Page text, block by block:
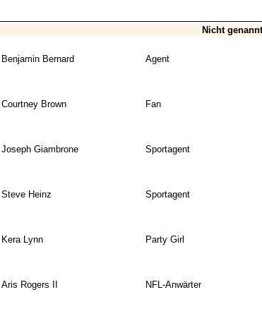
Nicht
Benjamin Bernard Agent
Courtney Brown Fan
Joseph Giambrone Sportagent
Steve Heinz Sportagent
Kera Lynn Party Girl
Aris Rogers II NFL-Anwärter